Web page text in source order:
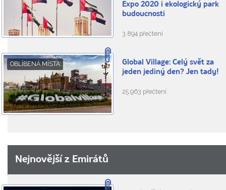
Expo 2020 i ekologický park
budoucnosti
3.894 přečtení
OBLÍBENÁ MÍSTA
Global Village: Celý svět za
jeden jediný den? Jen tady!
25.963 přečtení
Nejnovější z Emirátů